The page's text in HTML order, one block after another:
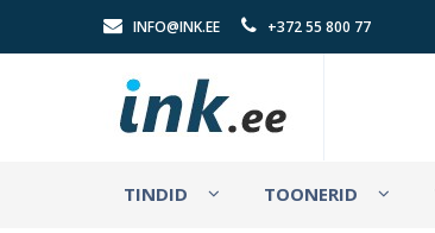
INFO@INK.EE +372 55 800 77
TINDID TOONERID